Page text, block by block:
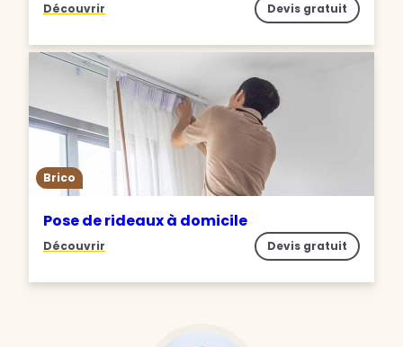
Découvrir Devis gratuit
Brico
Pose de rideaux à domicile
Découvrir Devis gratuit